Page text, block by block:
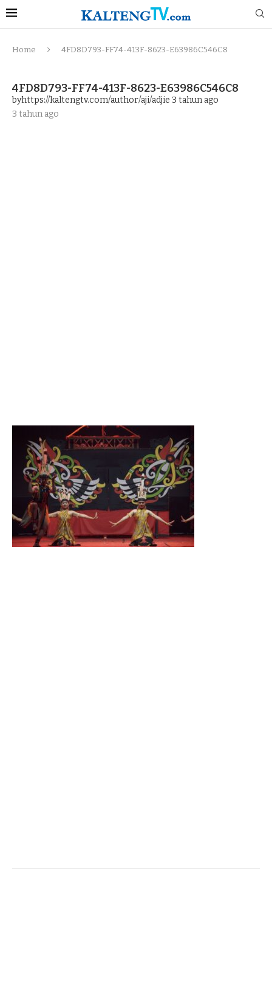
Home 4FD8D793-FF74-413F-8623-E63986C546C8
4FD8D793-FF74-413F-8623-E63986C546C8
byhttps://kaltengtv.com/author/aji/adjie 3 tahun ago
3 tahun ago